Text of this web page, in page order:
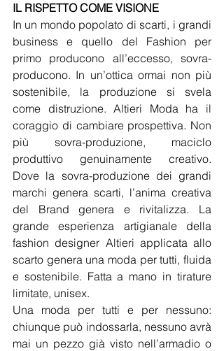
IL RISPETTO COME VISIONE
In un mondo popolato di scarti, i grandi
business e quello del Fashion per
primo producono all’eccesso, sovra-
producono. In un’ottica ormai non più
sostenibile, la produzione si svela
come distruzione. Altieri Moda ha il
coraggio di cambiare prospettiva. Non
più sovra-produzione, maciclo
produttivo genuinamente creativo.
Dove la sovra-produzione dei grandi
marchi genera scarti, l’anima creativa
del Brand genera e rivitalizza. La
grande esperienza artigianale della
fashion designer Altieri applicata allo
scarto genera una moda per tutti, fluida
e sostenibile. Fatta a mano in tirature
limitate, unisex.
Una moda per tutti e per nessuno:
chiunque può indossarla, nessuno avrà
mai un pezzo già visto nell’armadio o